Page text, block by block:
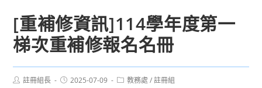
[重補修資訊]114學年度第一
梯次重補修報名名冊
Post註冊組長
Post2025-07-09
Post教務處 / 註冊組